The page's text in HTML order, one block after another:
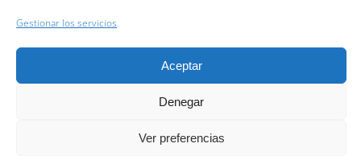
Gestionar los servicios
Aceptar
Denegar
Ver preferencias
Política de cookies (UE)
Política de cancelación y devolución